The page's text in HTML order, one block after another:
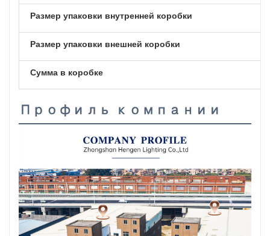
Размер упаковки внутренней коробки
Размер упаковки внешней коробки
Сумма в коробке
Профиль компании